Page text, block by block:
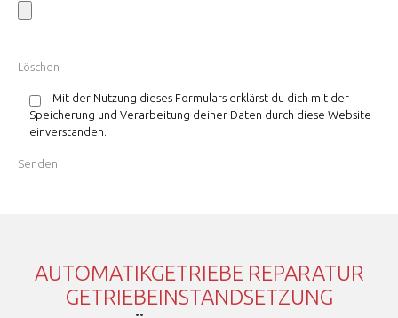
Mit der Nutzung dieses Formulars erklärst du dich mit der
Speicherung und Verarbeitung deiner Daten durch diese Website
einverstanden.
AUTOMATIKGETRIEBE REPARATUR
GETRIEBEINSTANDSETZUNG